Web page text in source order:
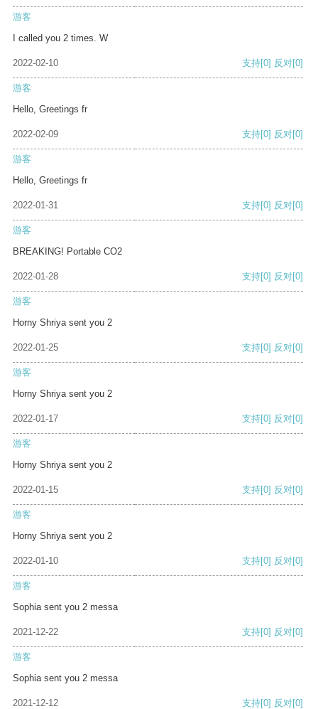
游客
I called you 2 times. W
2022-02-10 支持[0] 反对[0]
游客
Hello, Greetings fr
2022-02-09 支持[0] 反对[0]
游客
Hello, Greetings fr
2022-01-31 支持[0] 反对[0]
游客
BREAKING! Portable CO2
2022-01-28 支持[0] 反对[0]
游客
Horny Shriya sent you 2
2022-01-25 支持[0] 反对[0]
游客
Horny Shriya sent you 2
2022-01-17 支持[0] 反对[0]
游客
Horny Shriya sent you 2
2022-01-15 支持[0] 反对[0]
游客
Horny Shriya sent you 2
2022-01-10 支持[0] 反对[0]
游客
Sophia sent you 2 messa
2021-12-22 支持[0] 反对[0]
游客
Sophia sent you 2 messa
2021-12-12 支持[0] 反对[0]